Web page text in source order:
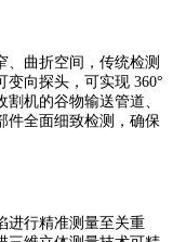
、曲折空间，传统检测
向探头，可实现 360°
机的谷物输送管道、
件全面细致检测，确保
进行精准测量至关重